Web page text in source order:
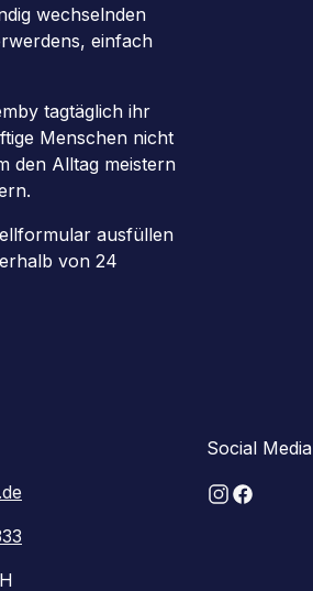
wechselnden
einfach
tagtäglich ihr
Menschen nicht
den Alltag meistern
ausfüllen
von 24
Social Media